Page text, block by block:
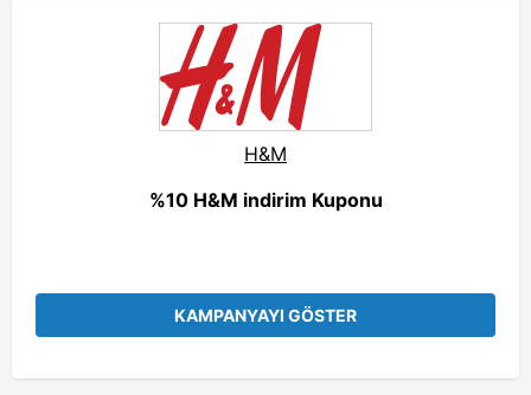
H&M
%10 H&M indirim Kuponu
KAMPANYAYI GÖSTER